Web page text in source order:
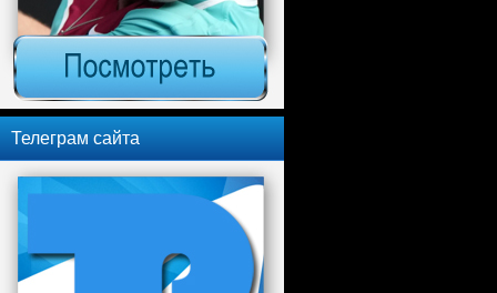
Телеграм сайта